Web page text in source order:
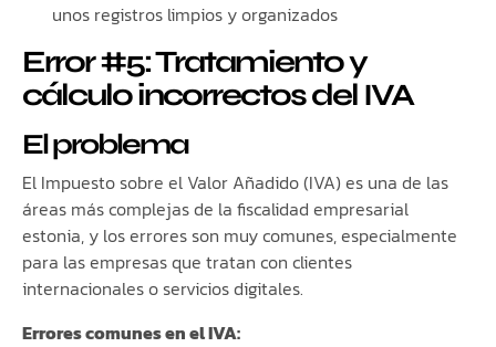
unos registros limpios y organizados
Error #5: Tratamiento y
cálculo incorrectos del IVA
El problema
El Impuesto sobre el Valor Añadido (IVA) es una de las
áreas más complejas de la fiscalidad empresarial
estonia, y los errores son muy comunes, especialmente
para las empresas que tratan con clientes
internacionales o servicios digitales.
Errores comunes en el IVA: